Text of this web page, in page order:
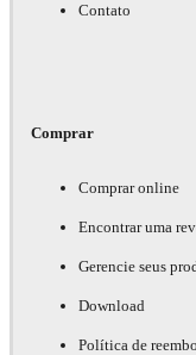
Contato
Comprar
Comprar online
Encontrar uma
Gerencie seus
Download
Política de